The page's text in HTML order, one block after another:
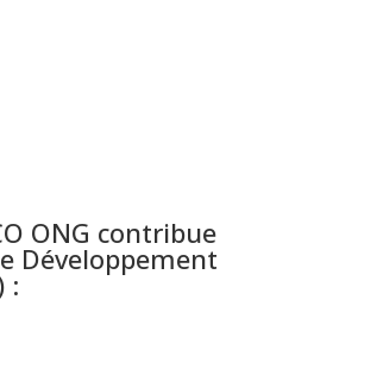
ONG contribue
Développement
: